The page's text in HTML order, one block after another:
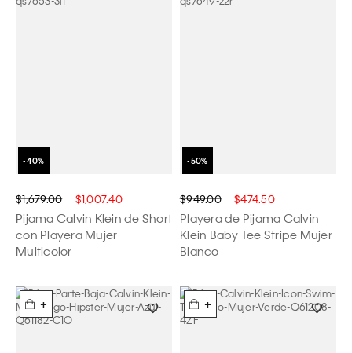
$1,679.00 $1,007.40
Pijama Calvin Klein de Short
con Playera Mujer
Multicolor
$949.00 $474.50
Playera de Pijama Calvin
Klein Baby Tee Stripe Mujer
Blanco
+ +